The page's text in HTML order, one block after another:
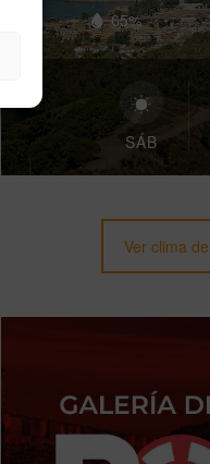
65%
SÁB
Ver clima